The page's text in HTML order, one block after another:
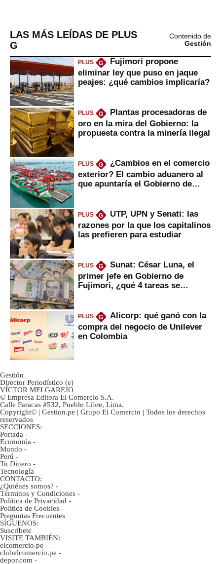
LAS MÁS LEÍDAS DE PLUS
G
Contenido de
Gestión
PLUS G
Fujimori propone
eliminar ley que puso en jaque
peajes: ¿qué cambios implicaría?
PLUS G
Plantas procesadoras de
oro en la mira del Gobierno: la
propuesta contra la minería ilegal
PLUS G
¿Cambios en el comercio
exterior? El cambio aduanero al
que apuntaría el Gobierno de
PLUS G
UTP, UPN y Senati: las
razones por la que los capitalinos
las prefieren para estudiar
PLUS G
Sunat: César Luna, el
primer jefe en Gobierno de
Fujimori, ¿qué 4 tareas se
PLUS G
Alicorp: qué ganó con la
compra del negocio de Unilever
en Colombia
Gestión
Director Periodístico (e)
VÍCTOR MELGAREJO
© Empresa Editora El Comercio S.A.
Calle Paracas #532, Pueblo Libre, Lima.
Copyright© | Gestion.pe | Grupo El Comercio | Todos los derechos
reservados
SECCIONES:
Portada -
Economía -
Mundo -
Perú -
Tu Dinero -
Tecnología
CONTACTO:
¿Quiénes somos? -
Términos y Condiciones -
Política de Privacidad -
Politica de Cookies -
Preguntas Frecuentes
SÍGUENOS:
Suscríbete
VISITE TAMBIÉN:
elcomercio.pe -
clubelcomercio.pe -
depor.com -